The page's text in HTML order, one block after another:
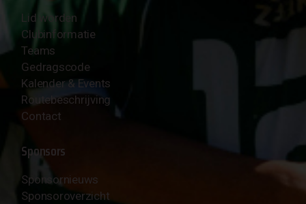
Lid worden
Clubinformatie
Teams
Gedragscode
Kalender & Events
Routebeschrijving
Contact
Sponsors
Sponsornieuws
Sponsoroverzicht